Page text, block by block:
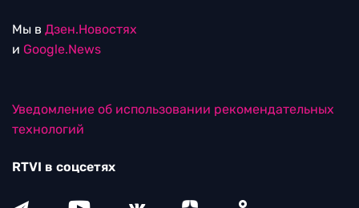
Мы в Дзен.Новостях
и Google.News
Уведомление об использовании рекомендательных
технологий
RTVI в соцсетях